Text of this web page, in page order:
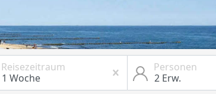
Reisezeitraum Personen